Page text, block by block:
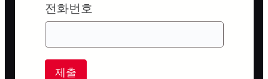
전화번호
제출